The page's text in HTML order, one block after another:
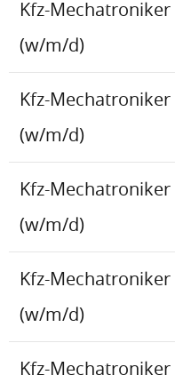
Kfz-
(w/m/d)
Kfz-
(w/m/d)
Kfz-
(w/m/d)
Kfz-
(w/m/d)
Kfz-